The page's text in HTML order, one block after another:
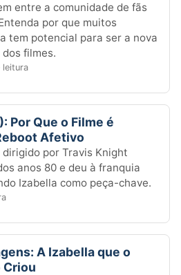
entre a comunidade de fãs
por que muitos
tem potencial para ser a nova
filmes.
leitura
Por Que o Filme é
Afetivo
por Travis Knight
anos 80 e deu à franquia
Izabella como peça-chave.
A Izabella que o
Criou